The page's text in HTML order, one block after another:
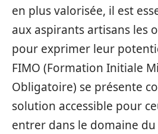
en plus valorisée, il est
aux aspirants artisans les
pour exprimer leur
FIMO (Formation Initiale
Obligatoire) se présente
solution accessible pour
entrer dans le domaine